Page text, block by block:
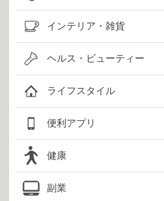
インテリア・雑貨
ヘルス・ビューティー
ライフスタイル
便利アプリ
健康
副業